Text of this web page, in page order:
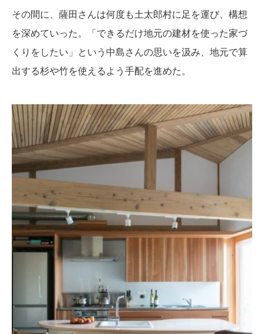
その間に、薩田さんは何度も土太郎村に足を運び、構想
を深めていった。「できるだけ地元の建材を使った家づ
くりをしたい」という中島さんの思いを汲み、地元で算
出する杉や竹を使えるよう手配を進めた。